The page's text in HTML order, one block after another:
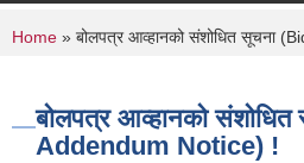
You are here
Home » बोलपत्र आव्हानको संशोधित सूचना
बोलपत्र आव्हानको
Addendum Notice) !